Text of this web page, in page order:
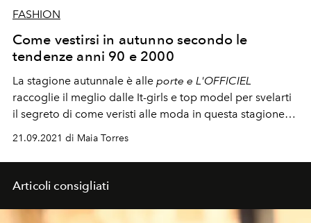
FASHION
Come vestirsi in autunno secondo le
tendenze anni 90 e 2000
La stagione autunnale è alle porte e L'OFFICIEL
raccoglie il meglio dalle It-girls e top model per svelarti
il segreto di come veristi alle moda in questa stagione
21.09.2021 di Maia Torres
Articoli consigliati